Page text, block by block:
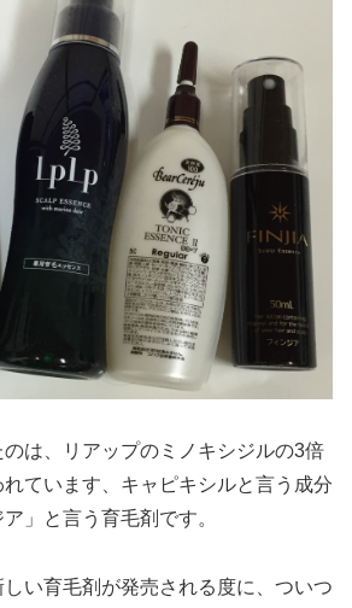
は、リアップのミノキシジルの3倍
ています、キャピキシルと言う成分
」と言う育毛剤です。
い育毛剤が発売される度に、ついつ